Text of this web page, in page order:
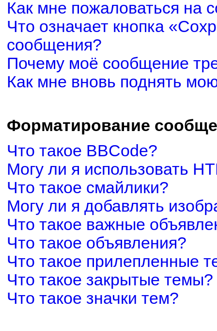
Как мне пожаловаться на
Что означает кнопка
сообщения?
Почему моё сообщение
Как мне вновь поднять
Форматирование
Что такое BBCode?
Могу ли я использовать
Что такое смайлики?
Могу ли я добавлять
Что такое важные
Что такое объявления?
Что такое прилепленные
Что такое закрытые темы?
Что такое значки тем?